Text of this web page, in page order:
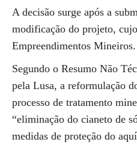
A decisão surge após a
modificação do projeto,
Empreendimentos Mineiros.
Segundo o Resumo Não
pela Lusa, a reformulação
processo de tratamento
“eliminação do cianeto de
medidas de proteção do